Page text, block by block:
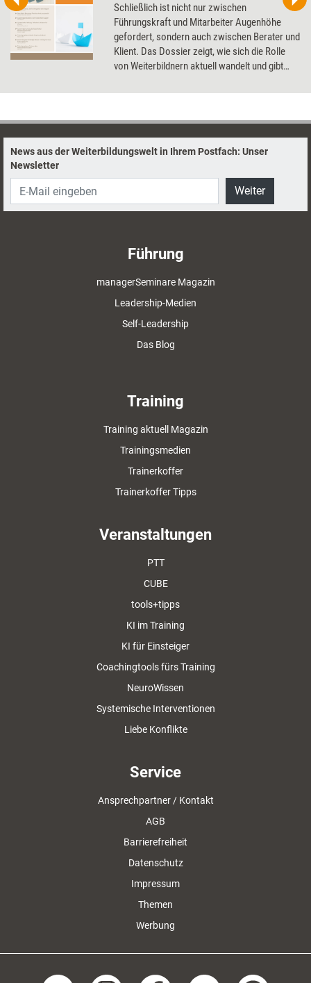
Schließlich ist nicht nur zwischen
Führungskraft und Mitarbeiter Augenhöhe
gefordert, sondern auch zwischen Berater und
Klient. Das Dossier zeigt, wie sich die Rolle
von Weiterbildnern aktuell wandelt und gibt
News aus der Weiterbildungswelt in Ihrem Postfach: Unser
Newsletter
Weiter
Führung
managerSeminare Magazin
Leadership-Medien
Self-Leadership
Das Blog
Training
Training aktuell Magazin
Trainingsmedien
Trainerkoffer
Trainerkoffer Tipps
Veranstaltungen
PTT
CUBE
tools+tipps
KI im Training
KI für Einsteiger
Coachingtools fürs Training
NeuroWissen
Systemische Interventionen
Liebe Konflikte
Service
Ansprechpartner / Kontakt
AGB
Barrierefreiheit
Datenschutz
Impressum
Themen
Werbung